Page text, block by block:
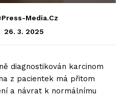
Media.cz
26. 3. 2025
diagnostikován karcinom
z pacientek má přitom
a návrat k normálnímu